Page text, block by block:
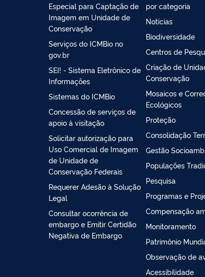
Especial para Captação de
Imagem em Unidade de
Conservação
Serviços do ICMBio no
gov.br
SEI! - Sistema Eletrônico de
Informações
Sistemas do ICMBio
Concessão de serviços de
apoio à visitação
Solicitar autorização para
Uso Comercial de Imagem
de Unidade de
Conservação Federais
Requerer Adesão à Solução
Legal
Consultar ocorrência de
embargo e Emitir Certidão
Negativa de Embargo
por categoria
Notícias
Biodiversidade
Centros de
Criação de
Conservação
Mosaicos e
Ecológicos
Proteção
Consolidação
Gestão
Populações
Pesquisa
Programas e
Compensação
Monitoramento
Patrimônio
Observação de
Acessibilidade